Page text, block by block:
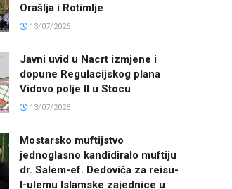
Orašlja i Rotimlje
13/07/2026
Javni uvid u Nacrt izmjene i
dopune Regulacijskog plana
Vidovo polje II u Stocu
13/07/2026
Mostarsko muftijstvo
jednoglasno kandidiralo muftiju
dr. Salem-ef. Dedovića za reisu-
l-ulemu Islamske zajednice u